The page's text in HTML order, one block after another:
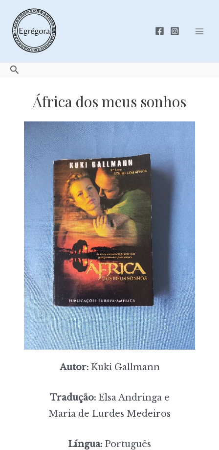
content
Search
África dos meus sonhos
Autor:Kuki Gallmann
Tradução:Elsa Andringa e
Maria de Lurdes Medeiros
Língua: Português